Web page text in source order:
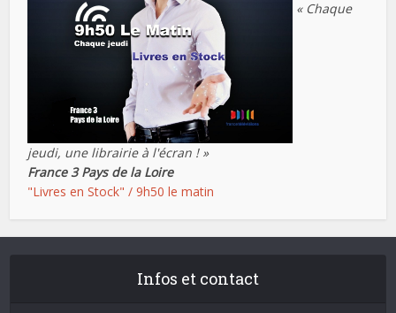
« Chaque
jeudi, une librairie à l'écran ! »
France 3 Pays de la Loire
"Livres en Stock" / 9h50 le matin
Infos et contact